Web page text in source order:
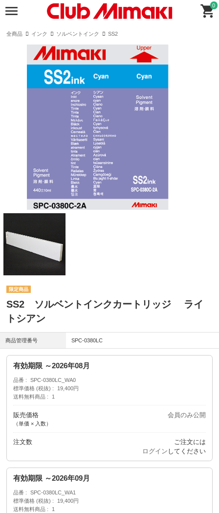
0
全商品 インク ソルベントインク SS2
SS2 ソルベントインクカートリッジ ライ
トシアン
商品管理番号 SPC-0380LC
有効期限 ～2026年08月
品番
SPC-0380LC_WA0
標準価格 (税抜)
19,400円
送料無料商品
1
販売価格
（単価 × 入数）
会員のみ公開
注文数
ご注文には
ログイン してください
有効期限 ～2026年09月
品番
SPC-0380LC_WA1
標準価格 (税抜)
19,400円
送料無料商品
1